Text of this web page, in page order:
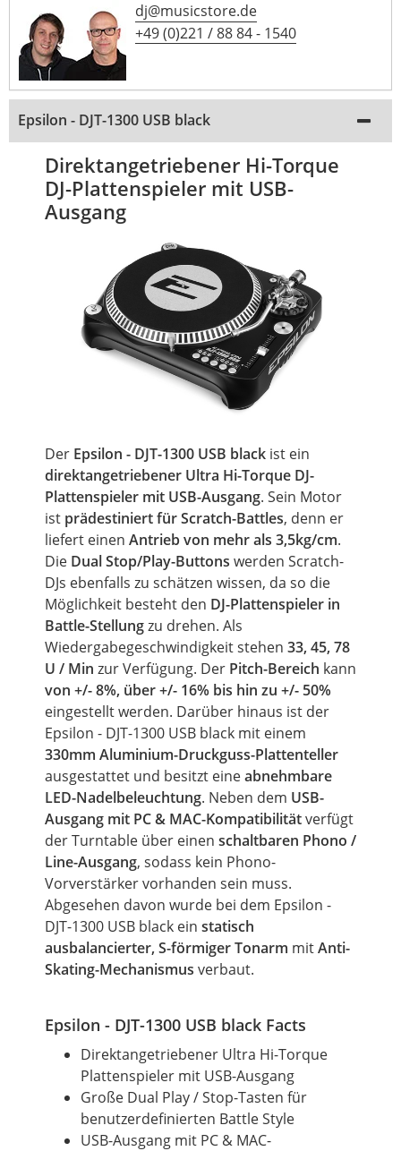
dj@musicstore.de
+49 (0)221 / 88 84 - 1540
Epsilon - DJT-1300 USB black
Direktangetriebener Hi-Torque
DJ-Plattenspieler mit USB-
Ausgang
Der Epsilon - DJT-1300 USB black ist ein
direktangetriebener Ultra Hi-Torque DJ-
Plattenspieler mit USB-Ausgang. Sein Motor
ist prädestiniert für Scratch-Battles, denn er
liefert einen Antrieb von mehr als 3,5kg/cm.
Die Dual Stop/Play-Buttons werden Scratch-
DJs ebenfalls zu schätzen wissen, da so die
Möglichkeit besteht den DJ-Plattenspieler in
Battle-Stellungzu drehen. Als
Wiedergabegeschwindigkeit stehen 33, 45, 78
U / Min zur Verfügung. Der Pitch-Bereich kann
von +/- 8%, über +/- 16% bis hin zu +/- 50%
eingestellt werden. Darüber hinaus ist der
Epsilon - DJT-1300 USB black mit einem
330mm Aluminium-Druckguss-Plattenteller
ausgestattet und besitzt eineabnehmbare
LED-Nadelbeleuchtung. Neben dem USB-
Ausgang mit PC & MAC-Kompatibilitätverfügt
der Turntable über einen schaltbaren Phono /
Line-Ausgang, sodass kein Phono-
Vorverstärker vorhanden sein muss.
Abgesehen davon wurde bei dem Epsilon -
DJT-1300 USB black ein statisch
ausbalancierter, S-förmiger Tonarm mitAnti-
Skating-Mechanismus verbaut.
Epsilon - DJT-1300 USB black Facts
Direktangetriebener Ultra Hi-Torque
Plattenspieler mit USB-Ausgang
Große Dual Play / Stop-Tasten für
benutzerdefinierten Battle Style
USB-Ausgang mit PC & MAC-